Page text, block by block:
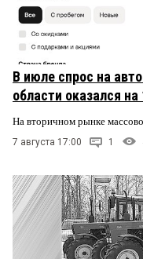
В июле спрос на
области оказался
На вторичном рынке
7 августа 17:00 1